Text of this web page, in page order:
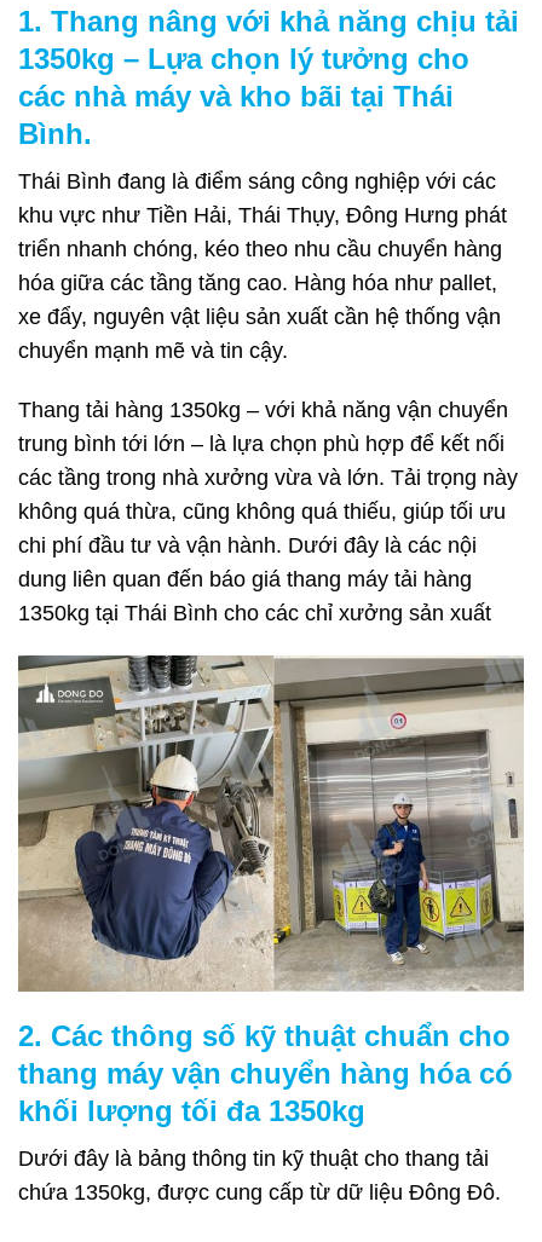
1. Thang nâng với khả năng chịu tải
1350kg – Lựa chọn lý tưởng cho
các nhà máy và kho bãi tại Thái
Bình.
Thái Bình đang là điểm sáng công nghiệp với các
khu vực như Tiền Hải, Thái Thụy, Đông Hưng phát
triển nhanh chóng, kéo theo nhu cầu chuyển hàng
hóa giữa các tầng tăng cao. Hàng hóa như pallet,
xe đẩy, nguyên vật liệu sản xuất cần hệ thống vận
chuyển mạnh mẽ và tin cậy.
Thang tải hàng 1350kg – với khả năng vận chuyển
trung bình tới lớn – là lựa chọn phù hợp để kết nối
các tầng trong nhà xưởng vừa và lớn. Tải trọng này
không quá thừa, cũng không quá thiếu, giúp tối ưu
chi phí đầu tư và vận hành. Dưới đây là các nội
dung liên quan đến báo giá thang máy tải hàng
1350kg tại Thái Bình cho các chỉ xưởng sản xuất
2. Các thông số kỹ thuật chuẩn cho
thang máy vận chuyển hàng hóa có
khối lượng tối đa 1350kg
Dưới đây là bảng thông tin kỹ thuật cho thang tải
chứa 1350kg, được cung cấp từ dữ liệu Đông Đô.